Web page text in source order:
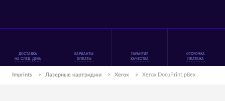
ДОСТАВКА
НА СЛЕД. ДЕНЬ
ВАРИАНТЫ
ОПЛАТЫ
ГАРАНТИЯ
КАЧЕСТВА
ОТСРОЧКА
ПЛАТЕЖА
Imprints > Лазерные картриджи > Xerox > Xerox DocuPrint p8ex